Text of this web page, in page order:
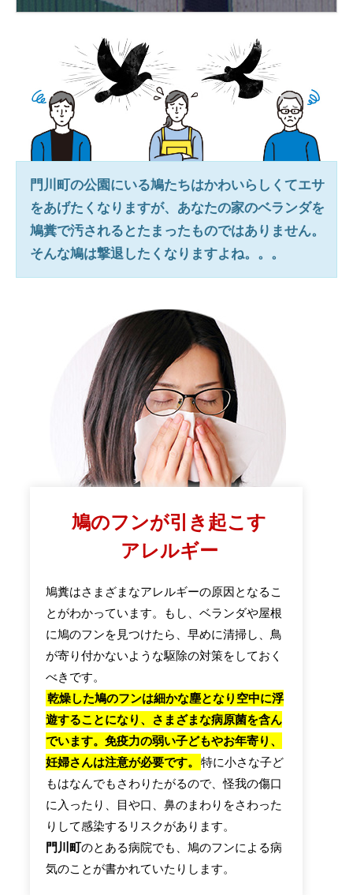
門川町の公園にいる鳩たちはかわいらしくてエサ
をあげたくなりますが、あなたの家のベランダを
鳩糞で汚されるとたまったものではありません。
そんな鳩は撃退したくなりますよね。。。
鳩のフンが引き起こす
アレルギー
鳩糞はさまざまなアレルギーの原因となるこ
とがわかっています。もし、ベランダや屋根
に鳩のフンを見つけたら、早めに清掃し、鳥
が寄り付かないような駆除の対策をしておく
べきです。
乾燥した鳩のフンは細かな塵となり空中に浮
遊することになり、さまざまな病原菌を含ん
でいます。免疫力の弱い子どもやお年寄り、
妊婦さんは注意が必要です。
特に小さな子ど
もはなんでもさわりたがるので、怪我の傷口
に入ったり、目や口、鼻のまわりをさわった
りして感染するリスクがあります。
門川町のとある病院でも、鳩のフンによる病
気のことが書かれていたりします。